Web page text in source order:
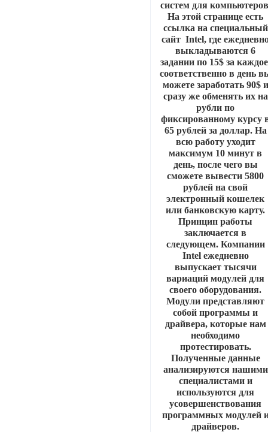
систем для
На этой странице есть
ссылка на специальный
сайт Intel, где
выкладываются 6
задании по 15$ за
соответственно в день
можете заработать 90$ и
сразу же обменять их на
рубли по
фиксированному курсу
65 рублей за доллар. На
всю работу уходит
максимум 10 минут в
день, после чего вы
сможете вывести 5800
рублей на свой
электронный кошелек
или банковскую карту.
Принцип работы
заключается в
следующем. Компании
Intel ежедневно
выпускает тысячи
вариаций модулей для
своего оборудования.
Модули представляют
собой программы и
драйвера, которые нам
необходимо
протестировать.
Полученные данные
анализируются нашими
специалистами и
используются для
усовершенствования
программных модулей
драйверов.